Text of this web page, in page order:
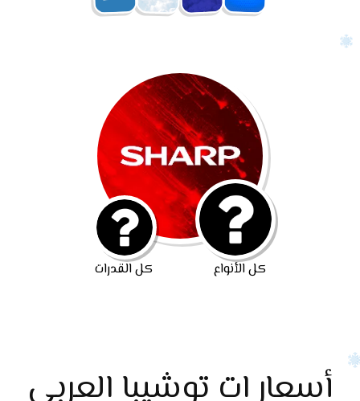
كل القدرات كل الأنواع
أسعار ات توشيبا العربي